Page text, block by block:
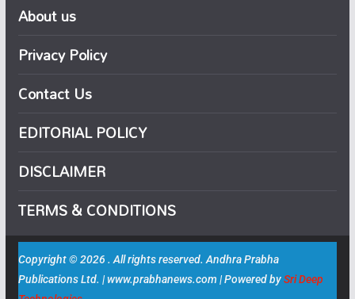
About us
Privacy Policy
Contact Us
EDITORIAL POLICY
DISCLAIMER
TERMS & CONDITIONS
Copyright © 2026 . All rights reserved. Andhra Prabha
Publications Ltd. | www.prabhanews.com | Powered bySri Deep